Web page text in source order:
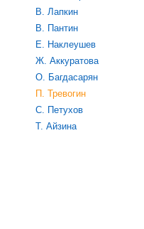
В. Лапкин
В. Пантин
Е. Наклеушев
Ж. Аккуратова
О. Багдасарян
П. Тревогин
С. Петухов
Т. Айзина